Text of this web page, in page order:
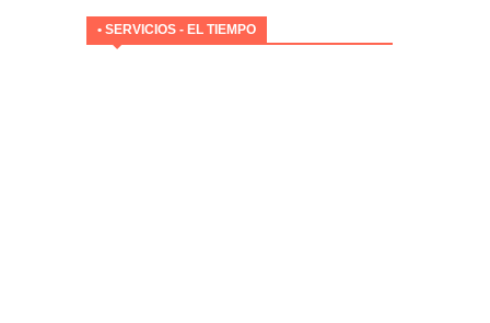
• SERVICIOS - EL TIEMPO